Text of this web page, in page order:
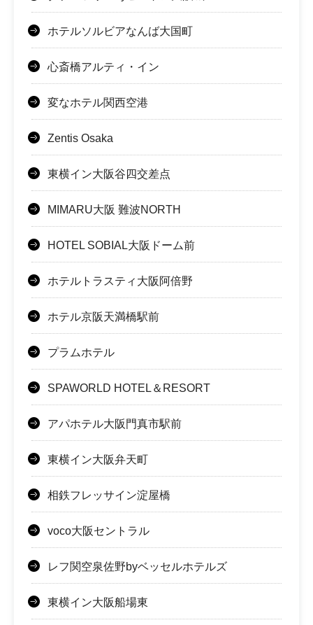
ホテルソルビアなんば大国町
心斎橋アルティ・イン
変なホテル関西空港
Zentis Osaka
東横イン大阪谷四交差点
MIMARU大阪 難波NORTH
HOTEL SOBIAL大阪ドーム前
ホテルトラスティ大阪阿倍野
ホテル京阪天満橋駅前
プラムホテル
SPAWORLD HOTEL＆RESORT
アパホテル大阪門真市駅前
東横イン大阪弁天町
相鉄フレッサイン淀屋橋
voco大阪セントラル
レフ関空泉佐野byベッセルホテルズ
東横イン大阪船場東